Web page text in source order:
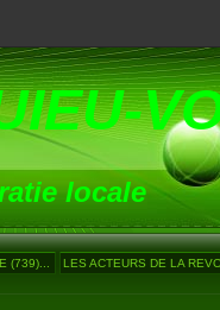
locale
(739)... LES ACTEURS DE LA